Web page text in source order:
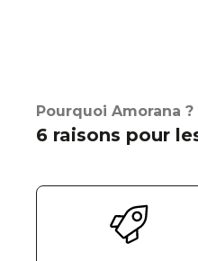
Pourquoi Amorana ?
6 raisons pour